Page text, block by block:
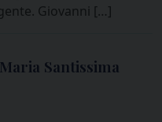
Giovanni […]
Santissima